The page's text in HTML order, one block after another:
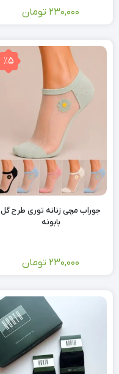
230,000 تومان
٪5
جوراب مچی زنانه توری طرح گل
بابونه
230,000 تومان